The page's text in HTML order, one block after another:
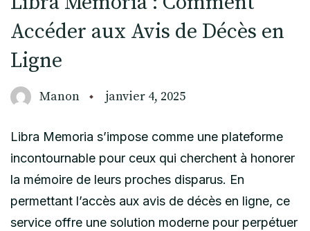
Accéder aux Avis de Décès en
Ligne
Manon janvier 4, 2025
Libra Memoria s’impose comme une plateforme
incontournable pour ceux qui cherchent à honorer
la mémoire de leurs proches disparus. En
permettant l’accès aux avis de décès en ligne, ce
service offre une solution moderne pour perpétuer